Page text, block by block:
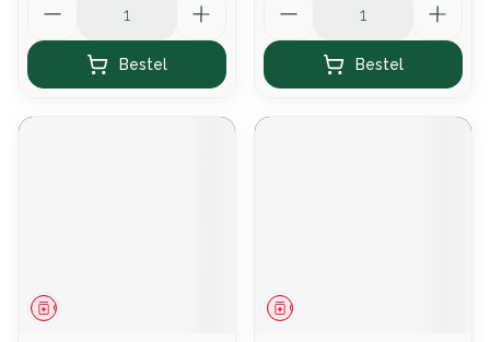
Bestel Bestel
Geneesmiddel Geneesmiddel